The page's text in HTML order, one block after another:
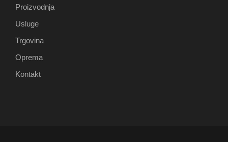
Proizvodnja
Usluge
Trgovina
Oprema
Kontakt